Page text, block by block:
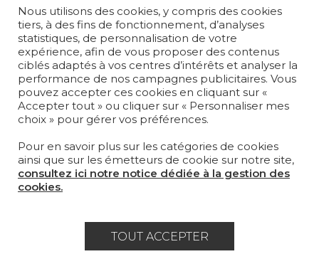
SUR-MESURE
MAGAZINE
LA MAISON
OÙ NOUS TROUVER ?
Politique générale de protection des
Nous utilisons des cookies, y compris des cookies
tiers, à des fins de fonctionnement, d’analyses
statistiques, de personnalisation de votre
expérience, afin de vous proposer des contenus
ciblés adaptés à vos centres d’intérêts et analyser la
performance de nos campagnes publicitaires. Vous
pouvez accepter ces cookies en cliquant sur «
Accepter tout » ou cliquer sur « Personnaliser mes
choix » pour gérer vos préférences.
Pour en savoir plus sur les catégories de cookies
ainsi que sur les émetteurs de cookie sur notre site,
consultez ici notre notice dédiée à la gestion des
cookies.
TOUT ACCEPTER